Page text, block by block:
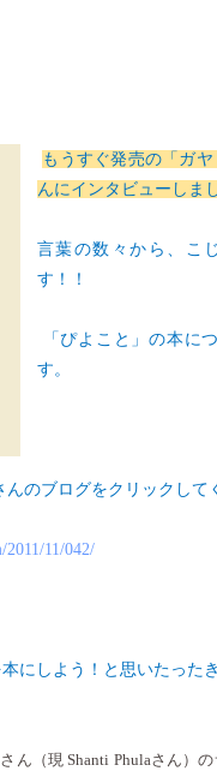
もうすぐ発売の「ガ
んにインタビューしま
言葉の数々から、こ
す！！
「ぴよこと」の本に
す。
んのブログをクリックして
11/042/
にしよう！と思いたった
ん（現 Shanti Phulaさん）